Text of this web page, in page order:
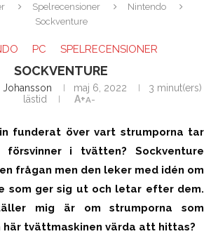
Spelrecensioner
Nintendo
Sockventure
PC SPELRECENSIONER
SOCKVENTURE
Johansson maj 6, 2022
3 minut(ers)
lästid
A+A-
funderat över vart strumporna tar
i tvätten? Sockventure
frågan men den leker med idén om
som ger sig ut och letar efter dem.
mig är om strumporna som
här tvättmaskinen värda att hittas?